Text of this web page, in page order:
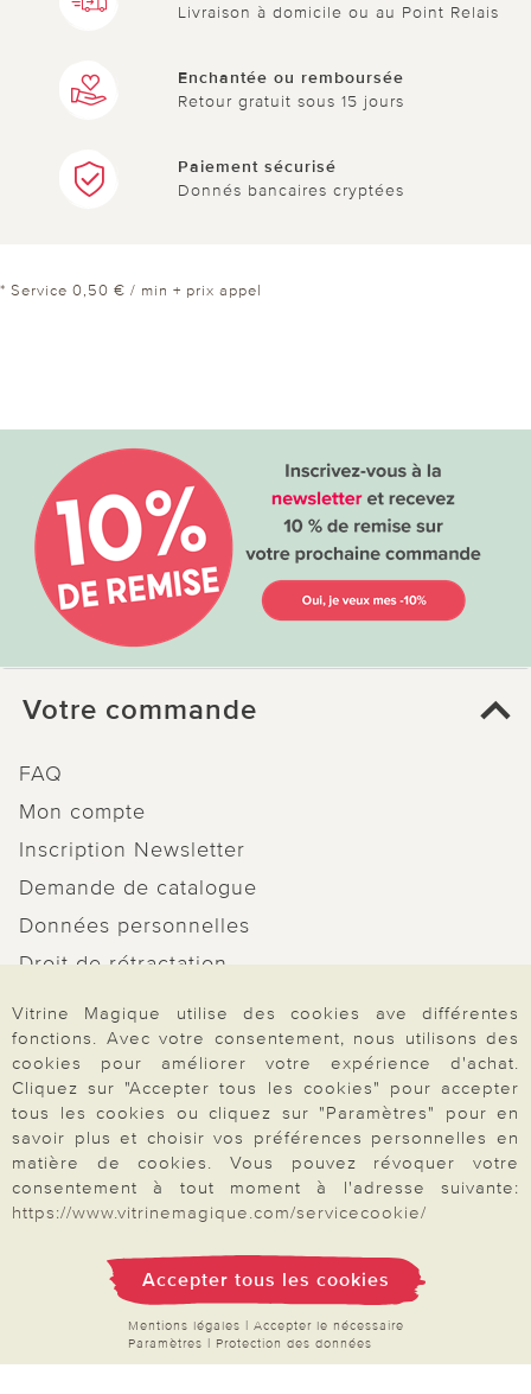
Livraison à domicile ou au Point Relais
Enchantée ou remboursée
Retour gratuit sous 15 jours
Paiement sécurisé
Donnés bancaires cryptées
* Service 0,50 € / min + prix appel
Votre commande
FAQ
Mon compte
Inscription Newsletter
Demande de catalogue
Données personnelles
Droit de rétractation
Rétractation
Paiement & Livraison
À propos de nous
Besoin d'aide?
Vitrine Magique utilise des cookies ave différentes
fonctions. Avec votre consentement, nous utilisons des
cookies pour améliorer votre expérience d'achat.
Cliquez sur "Accepter tous les cookies" pour accepter
tous les cookies ou cliquez sur "Paramètres" pour en
savoir plus et choisir vos préférences personnelles en
matière de cookies. Vous pouvez révoquer votre
consentement à tout moment à l'adresse suivante:
https://www.vitrinemagique.com/servicecookie/
Accepter tous les cookies
Mentions légales | Accepter le nécessaire
Paramètres | Protection des données